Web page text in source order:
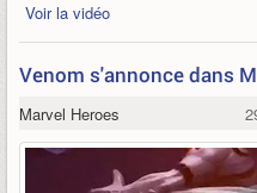
Voir la vidéo
Venom s'annonce dans
Marvel Heroes